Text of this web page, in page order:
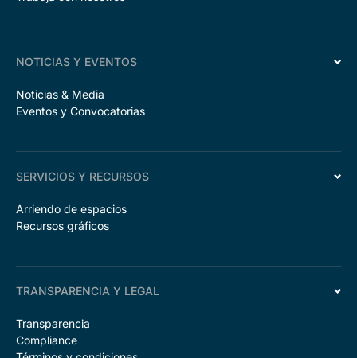
NOTICIAS Y EVENTOS
Noticias & Media
Eventos y Convocatorias
SERVICIOS Y RECURSOS
Arriendo de espacios
Recursos gráficos
TRANSPARENCIA Y LEGAL
Transparencia
Compliance